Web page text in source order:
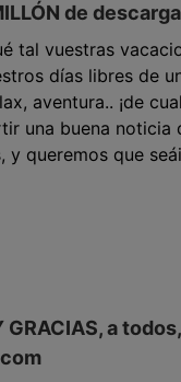
de
tal vuestras
días libres de
aventura.. ¡de
una buena noticia
y queremos que
GRACIAS, a